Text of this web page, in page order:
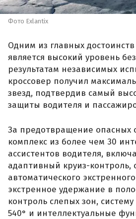
Фото Exlantix
Одним из главных
является высокий уровень
результатам независимых
кроссовер получил
звезд, подтвердив самый
защиты водителя и
За предотвращение опасных
комплекс из более чем 30
ассистентов водителя,
адаптивный круиз-контроль,
автоматического
экстренное удержание в
контроль слепых зон,
540° и интеллектуальные